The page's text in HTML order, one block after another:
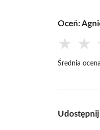
Oceń:
★ ★
Średnia
Udostępnij